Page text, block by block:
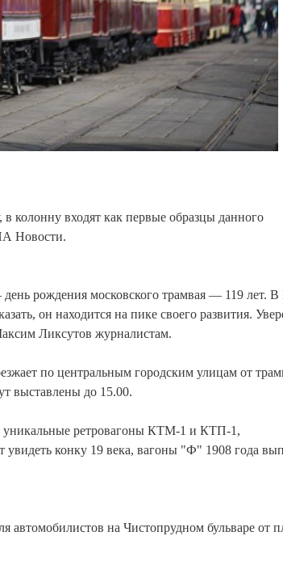
входят как первые образцы данного
Новости.
рождения московского трамвая — 119 лет.
он находится на пике своего развития.
Ликсутов журналистам.
по центральным городским улицам от
выставлены до 15.00.
уникальные ретровагоны КТМ-1 и КТП-1,
увидеть конку 19 века, вагоны "Ф" 1908 года
автомобилистов на Чистопрудном бульваре от